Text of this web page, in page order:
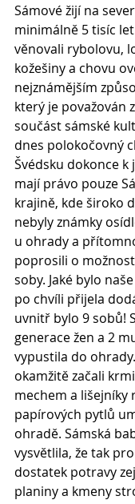
Sámové žijí na
minimálně 5 tisíc
věnovali rybolovu,
kožešiny a chovu
nejznámějším
který je považován
součást sámské
dnes polokočovný
Švédsku dokonce
mají právo pouze
krajině, kde široko
nebyly známky
u ohrady a
poprosili o
soby. Jaké bylo
po chvíli přijela
uvnitř bylo 9 sobů!
generace žen a 2
vypustila do
okamžitě začali
mechem a lišejníky
papírových pytlů
ohradě. Sámská
vysvětlila, že tak
dostatek potravy
planiny a kmeny